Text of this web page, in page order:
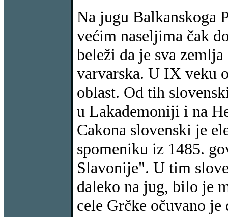
Na jugu Balkanskoga
većim naseljima čak
beleži da je sva
varvarska. U IX veku
oblast. Od tih
u Lakademoniji i na
Cakona slovenski je
spomeniku iz 1485.
Slavonije". U tim
daleko na jug, bilo je
cele Grčke očuvano